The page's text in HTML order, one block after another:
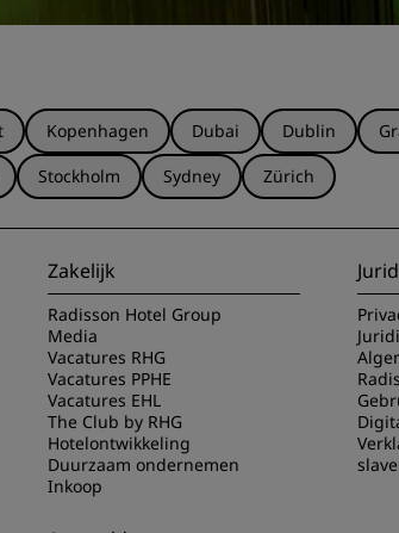
Kopenhagen Dubai Dublin
Stockholm Sydney Zürich
Zakelijk
Radisson Hotel Group
Media
Vacatures RHG
Vacatures PPHE
Vacatures EHL
The Club by RHG
Hotelontwikkeling
Duurzaam ondernemen
Inkoop